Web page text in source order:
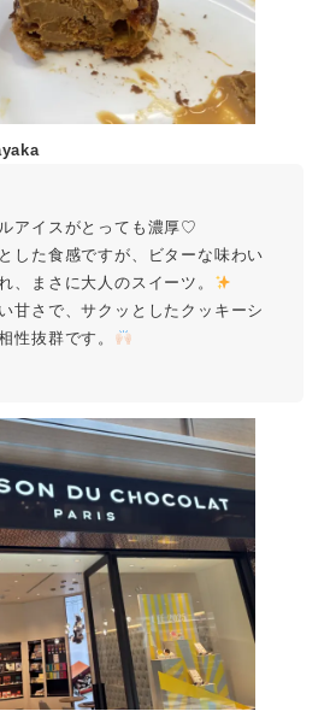
アイスがとっても濃厚♡
した食感ですが、ビターな味わい
、まさに大人のスイーツ。
甘さで、サクッとしたクッキーシ
性抜群です。